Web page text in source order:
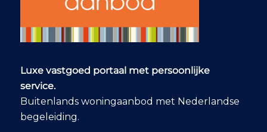
Luxe vastgoed portaal met persoonlijke
service.
Buitenlands woningaanbod met Nederlandse
begeleiding.